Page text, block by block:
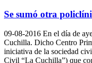
Se sumó otra
09-08-2016 En el día de
Cuchilla. Dicho Centro
iniciativa de la sociedad
Civil “La Cuchilla”) que